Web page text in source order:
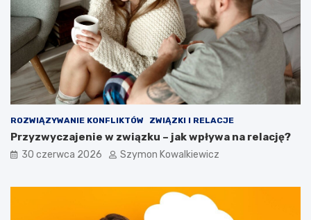
ROZWIĄZYWANIE KONFLIKTÓW ZWIĄZKI I RELACJE
Przyzwyczajenie w związku – jak wpływa na relację?
30 czerwca 2026 Szymon Kowalkiewicz